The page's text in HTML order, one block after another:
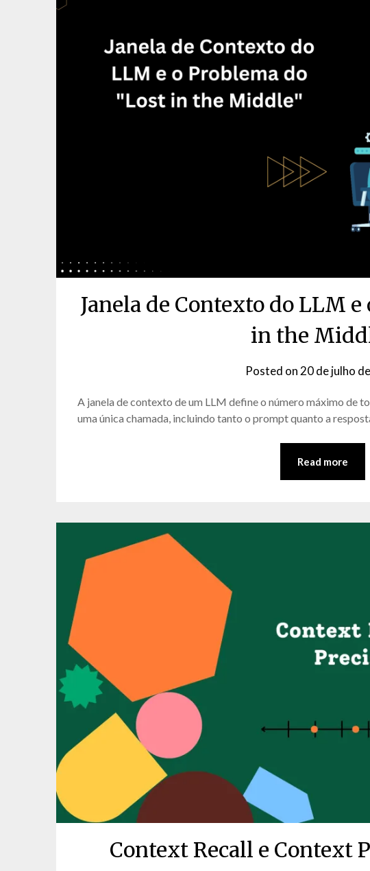
Janela de Contexto do LLM
in the
Posted on20 de julho
A janela de contexto de um LLM define o número máximo de
uma única chamada, incluindo tanto o prompt quanto a
Read more
Context Recall e Context